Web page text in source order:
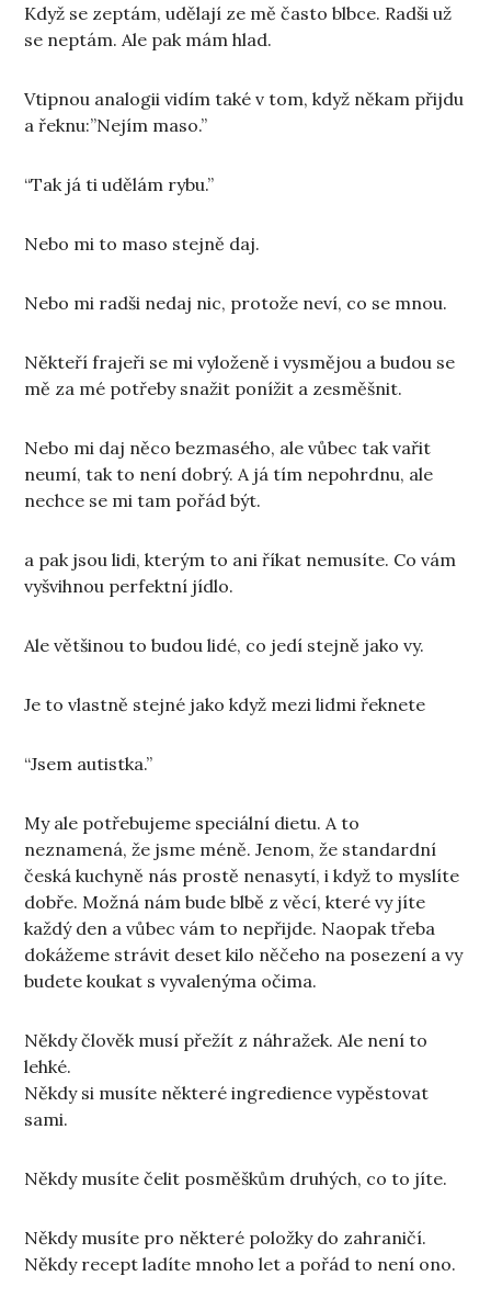
Když se zeptám, udělají ze mě často blbce. Radši už
se neptám. Ale pak mám hlad.
Vtipnou analogii vidím také v tom, když někam přijdu
a řeknu:”Nejím maso.”
“Tak já ti udělám rybu.”
Nebo mi to maso stejně daj.
Nebo mi radši nedaj nic, protože neví, co se mnou.
Někteří frajeři se mi vyloženě i vysmějou a budou se
mě za mé potřeby snažit ponížit a zesměšnit.
Nebo mi daj něco bezmasého, ale vůbec tak vařit
neumí, tak to není dobrý. A já tím nepohrdnu, ale
nechce se mi tam pořád být.
a pak jsou lidi, kterým to ani říkat nemusíte. Co vám
vyšvihnou perfektní jídlo.
Ale většinou to budou lidé, co jedí stejně jako vy.
Je to vlastně stejné jako když mezi lidmi řeknete
“Jsem autistka.”
My ale potřebujeme speciální dietu. A to
neznamená, že jsme méně. Jenom, že standardní
česká kuchyně nás prostě nenasytí, i když to myslíte
dobře. Možná nám bude blbě z věcí, které vy jíte
každý den a vůbec vám to nepřijde. Naopak třeba
dokážeme strávit deset kilo něčeho na posezení a vy
budete koukat s vyvalenýma očima.
Někdy člověk musí přežít z náhražek. Ale není to
lehké.
Někdy si musíte některé ingredience vypěstovat
sami.
Někdy musíte čelit posměškům druhých, co to jíte.
Někdy musíte pro některé položky do zahraničí.
Někdy recept ladíte mnoho let a pořád to není ono.